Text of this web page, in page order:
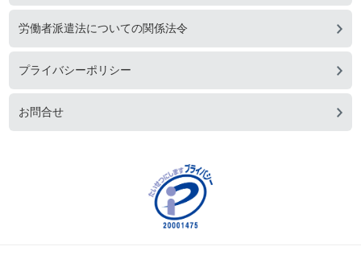
労働者派遣法についての関係法令
プライバシーポリシー
お問合せ